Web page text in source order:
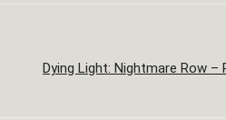
Dying Light: Nightmare Row –